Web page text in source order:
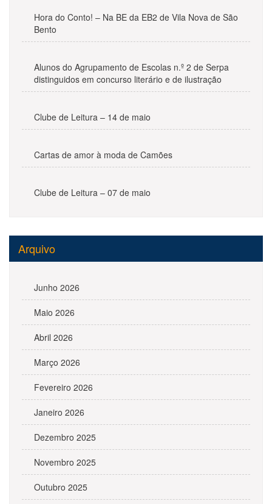
Hora do Conto! – Na BE da EB2 de Vila Nova de São
Bento
Alunos do Agrupamento de Escolas n.º 2 de Serpa
distinguidos em concurso literário e de ilustração
Clube de Leitura – 14 de maio
Cartas de amor à moda de Camões
Clube de Leitura – 07 de maio
Arquivo
Junho 2026
Maio 2026
Abril 2026
Março 2026
Fevereiro 2026
Janeiro 2026
Dezembro 2025
Novembro 2025
Outubro 2025